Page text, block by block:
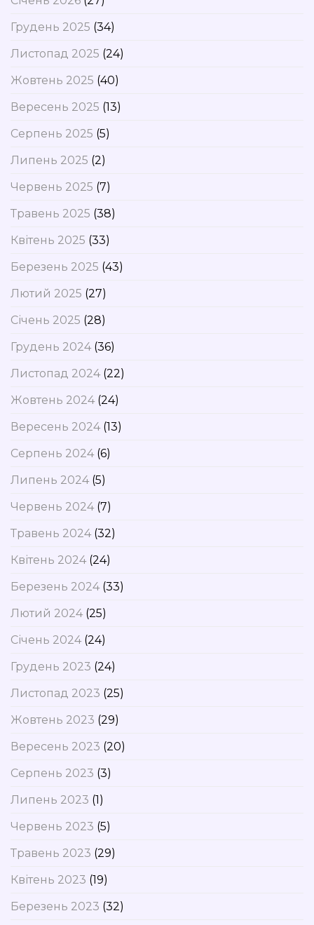
Грудень 2025 (34)
Листопад 2025 (24)
Жовтень 2025 (40)
Вересень 2025 (13)
Серпень 2025 (5)
Липень 2025 (2)
Червень 2025 (7)
Травень 2025 (38)
Квітень 2025 (33)
Березень 2025 (43)
Лютий 2025 (27)
Січень 2025 (28)
Грудень 2024(36)
Листопад 2024(22)
Жовтень 2024(24)
Вересень 2024(13)
Серпень 2024(6)
Липень 2024(5)
Червень 2024(7)
Травень 2024(32)
Квітень 2024(24)
Березень 2024(33)
Лютий 2024(25)
Січень 2024(24)
Грудень 2023 (24)
Листопад 2023 (25)
Жовтень 2023 (29)
Вересень 2023 (20)
Серпень 2023 (3)
Липень 2023 (1)
Червень 2023 (5)
Травень 2023 (29)
Квітень 2023 (19)
Березень 2023 (32)